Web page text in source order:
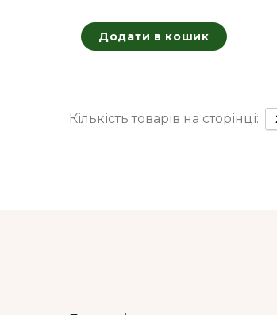
Додати в кошик
Кількість товарів на сторінці: